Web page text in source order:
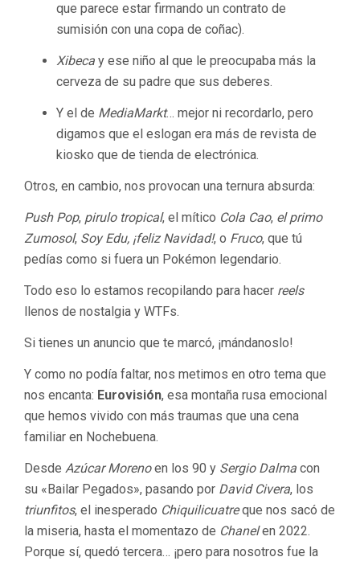
que parece estar firmando un contrato de
sumisión con una copa de coñac).
Xibeca y ese niño al que le preocupaba más la
cerveza de su padre que sus deberes.
Y el de MediaMarkt… mejor ni recordarlo, pero
digamos que el eslogan era más de revista de
kiosko que de tienda de electrónica.
Otros, en cambio, nos provocan una ternura absurda:
Push Pop, pirulo tropical, el mítico Cola Cao, el primo
Zumosol, Soy Edu, ¡feliz Navidad!, o Fruco, que tú
pedías como si fuera un Pokémon legendario.
Todo eso lo estamos recopilando para hacer reels
llenos de nostalgia y WTFs.
Si tienes un anuncio que te marcó, ¡mándanoslo!
Y como no podía faltar, nos metimos en otro tema que
nos encanta: Eurovisión, esa montaña rusa emocional
que hemos vivido con más traumas que una cena
familiar en Nochebuena.
Desde Azúcar Morenoen los 90 y Sergio Dalma con
su «Bailar Pegados», pasando por David Civera, los
triunfitos, el inesperado Chiquilicuatreque nos sacó de
la miseria, hasta el momentazo de Chanelen 2022.
Porque sí, quedó tercera… ¡pero para nosotros fue la